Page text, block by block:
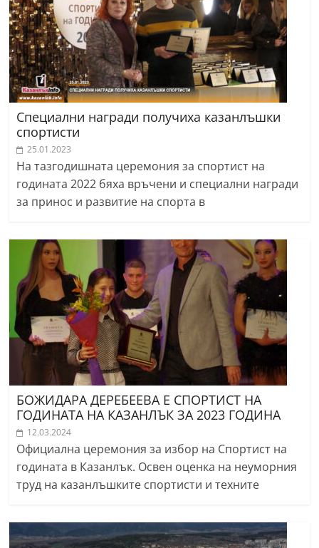
Специални награди получиха казанлъшки
спортисти
25.01.2023
На тазгодишната церемония за спортист на
годината 2022 бяха връчени и специални награди
за принос и развитие на спорта в
БОЖИДАРА ДЕРЕБЕЕВА Е СПОРТИСТ НА
ГОДИНАТА НА КАЗАНЛЪК ЗА 2023 ГОДИНА
12.03.2024
Официална церемония за избор на Спортист на
годината в Казанлък. Освен оценка на неуморния
труд на казанлъшките спортисти и техните